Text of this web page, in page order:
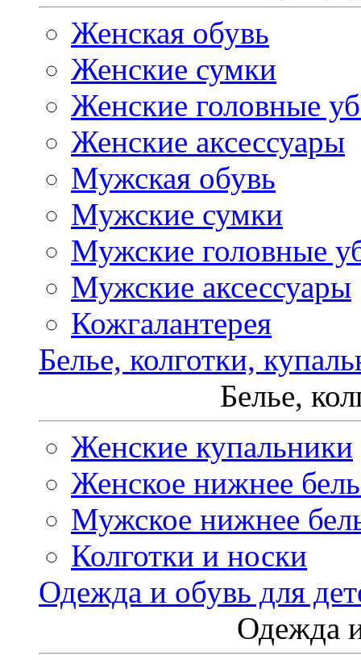
Женская обувь
Женские сумки
Женские головные
Женские аксессуары
Мужская обувь
Мужские сумки
Мужские головные
Мужские аксессуары
Кожгалантерея
Белье, колготки,
Белье,
Женские купальники
Женское нижнее
Мужское нижнее
Колготки и носки
Одежда и обувь для
Одежда